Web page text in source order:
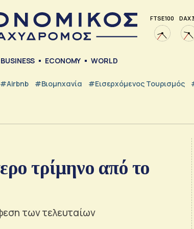
FTSE 100 DAX
BUSINESS ECONOMY WORLD
#Airbnb #Βιομηχανία #εισερχόμενος Τουρισμός
τρίμηνο από το
των τελευταίων